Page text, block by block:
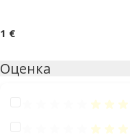
1 €
Оценка
Оценка
Оценка